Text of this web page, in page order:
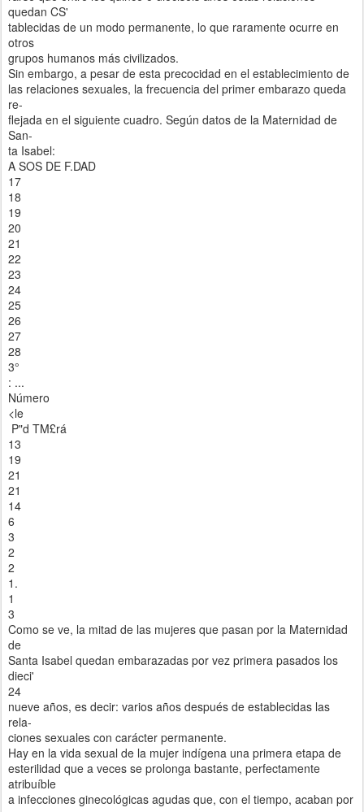
quedan CS'
tablecidas de un modo permanente, lo que raramente ocurre en
otros
grupos humanos más civilizados.
Sin embargo, a pesar de esta precocidad en el establecimiento de
las relaciones sexuales, la frecuencia del primer embarazo queda
re-
flejada en el siguiente cuadro. Según datos de la Maternidad de
San-
ta Isabel:
A SOS DE F.DAD
17
18
19
20
21
22
23
24
25
26
27
28
3°
: ...
Número
<le
P"d TM£rá
13
19
21
21
14
6
3
2
2
1.
1
3
Como se ve, la mitad de las mujeres que pasan por la Maternidad
de
Santa Isabel quedan embarazadas por vez primera pasados los
dieci'
24
nueve años, es decir: varios años después de establecidas las
rela-
ciones sexuales con carácter permanente.
Hay en la vida sexual de la mujer indígena una primera etapa de
esterilidad que a veces se prolonga bastante, perfectamente
atribuíble
a infecciones ginecológicas agudas que, con el tiempo, acaban por